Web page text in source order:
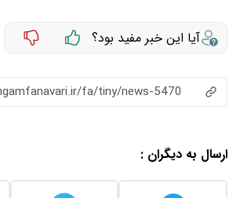
آیا این خبر مفید بود؟
fa/tiny/news-5470
ارسال به دیگران :